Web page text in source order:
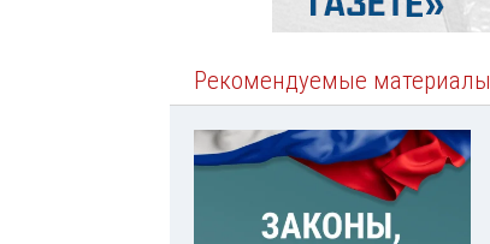
Рекомендуемые материалы